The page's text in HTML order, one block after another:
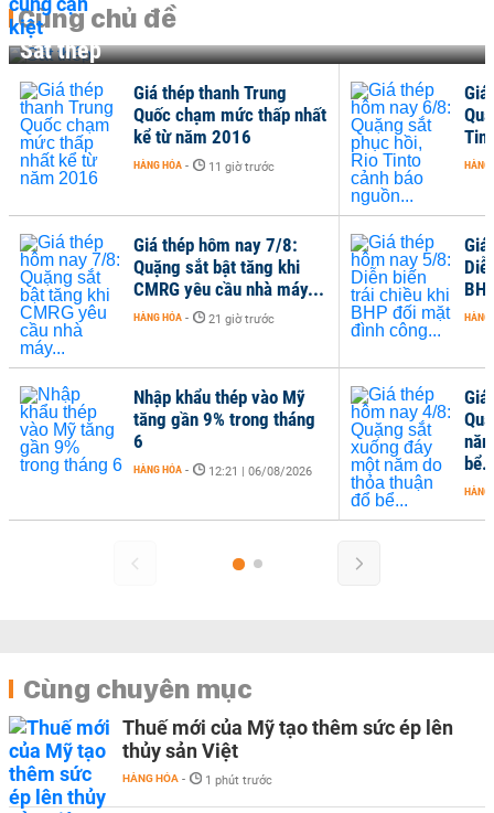
Cùng chủ đề
Sắt thép
Giá thép thanh Trung
Quốc chạm mức thấp nhất
kể từ năm 2016
HÀNG HÓA - 11 giờ trước
Giá thép hôm nay 7/8:
Quặng sắt bật tăng khi
CMRG yêu cầu nhà máy...
HÀNG HÓA - 21 giờ trước
Nhập khẩu thép vào Mỹ
tăng gần 9% trong tháng
6
HÀNG HÓA - 12:21 | 06/08/2026
HÀNG
HÀNG
HÀNG
Cùng chuyên mục
Thuế mới của Mỹ tạo thêm sức ép lên
thủy sản Việt
HÀNG HÓA - 1 phút trước